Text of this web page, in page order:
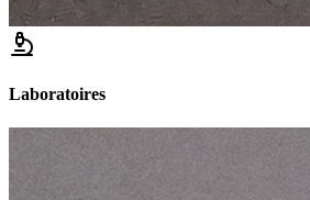
Laboratoires